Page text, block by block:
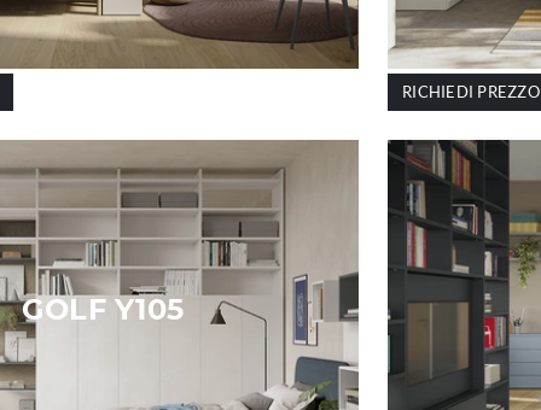
RICHIEDI PREZZO
GOLF Y105